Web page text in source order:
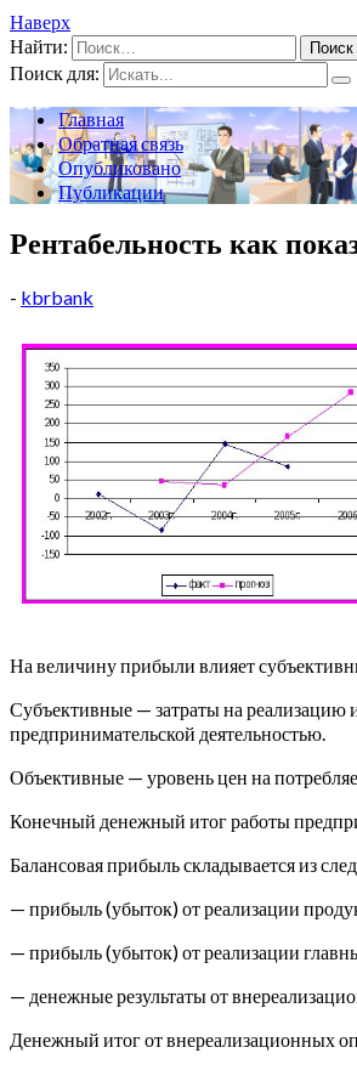
Наверх
Найти:
Поиск для:
Главная
Обратная связь
Опубликовано
Публикации
Рентабельность как
- kbrbank
На величину прибыли влияет
Субъективные — затраты на реализацию
предпринимательской деятельностью.
Объективные — уровень цен на
Конечный денежный итог работы
Балансовая прибыль складывается из
— прибыль (убыток) от реализации
— прибыль (убыток) от реализации
— денежные результаты от
Денежный итог от внереализационных